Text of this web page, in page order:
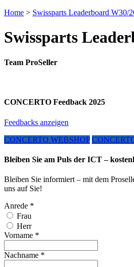
Home > Swissparts Leaderboard W30/
Swissparts
Team ProSeller
CONCERTO Feedback 2025
Feedbacks anzeigen
CONCERTO WEBSHOP
Bleiben Sie am Puls der ICT –
Bleiben Sie informiert – mit dem
uns auf Sie!
Anrede *
Frau
Herr
Vorname *
Nachname *